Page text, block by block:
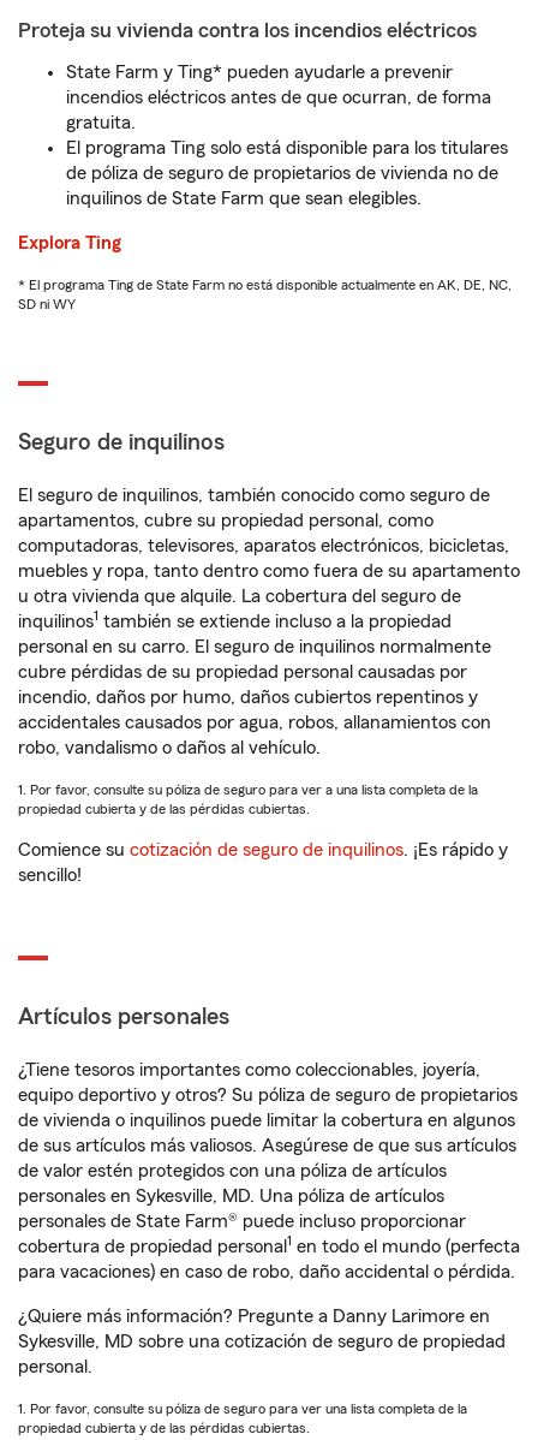
Proteja su vivienda contra los incendios eléctricos
State Farm y Ting* pueden ayudarle a prevenir
incendios eléctricos antes de que ocurran, de forma
gratuita.
El programa Ting solo está disponible para los titulares
de póliza de seguro de propietarios de vivienda no de
inquilinos de State Farm que sean elegibles.
Explora Ting
* El programa Ting de State Farm no está disponible actualmente en AK, DE, NC,
SD ni WY
Seguro de inquilinos
El seguro de inquilinos, también conocido como seguro de
apartamentos, cubre su propiedad personal, como
computadoras, televisores, aparatos electrónicos, bicicletas,
muebles y ropa, tanto dentro como fuera de su apartamento
u otra vivienda que alquile. La cobertura del seguro de
inquilinos1 también se extiende incluso a la propiedad
personal en su carro. El seguro de inquilinos normalmente
cubre pérdidas de su propiedad personal causadas por
incendio, daños por humo, daños cubiertos repentinos y
accidentales causados por agua, robos, allanamientos con
robo, vandalismo o daños al vehículo.
1. Por favor, consulte su póliza de seguro para ver a una lista completa de la
propiedad cubierta y de las pérdidas cubiertas.
Comience su cotización de seguro de inquilinos. ¡Es rápido y
sencillo!
Artículos personales
¿Tiene tesoros importantes como coleccionables, joyería,
equipo deportivo y otros? Su póliza de seguro de propietarios
de vivienda o inquilinos puede limitar la cobertura en algunos
de sus artículos más valiosos. Asegúrese de que sus artículos
de valor estén protegidos con una póliza de artículos
personales en Sykesville, MD. Una póliza de artículos
personales de State Farm® puede incluso proporcionar
cobertura de propiedad personal 1 en todo el mundo (perfecta
para vacaciones) en caso de robo, daño accidental o pérdida.
¿Quiere más información? Pregunte a Danny Larimore en
Sykesville, MD sobre una cotización de seguro de propiedad
personal.
1. Por favor, consulte su póliza de seguro para ver una lista completa de la
propiedad cubierta y de las pérdidas cubiertas.